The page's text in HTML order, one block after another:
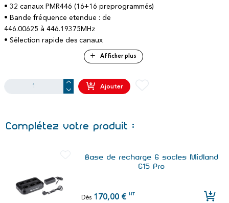
• 32 canaux PMR446 (16+16 preprogrammés)
• Bande fréquence etendue : de
446.00625 à 446.19375MHz
• Sélection rapide des canaux
• 50 tons CTCSS + 105 codes DCS
transmission
• Prise accessoires 2 broches
• Poids : 227g (batterie incluse)
• Dimensions: 105 x 50 x 32mm
Afficher plus
Ajouter
Complétez votre produit :
Base de recharge 6 socles Midland
G15 Pro
Dès 170,00 € HT